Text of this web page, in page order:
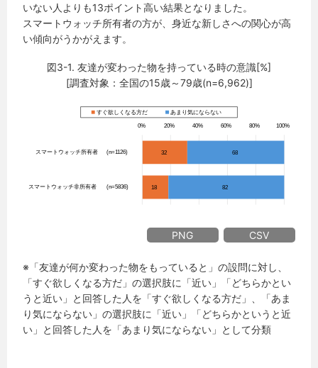
いない人よりも13ポイント高い結果となりました。
スマートウォッチ所有者の方が、身近な新しさへの関心が高
い傾向がうかがえます。
図3-1. 友達が変わった物を持っている時の意識[%]
[調査対象：全国の15歳～79歳(n=6,962)]
PNG CSV
※「友達が何か変わった物をもっていると」の設問に対し、
「すぐ欲しくなる方だ」の選択肢に「近い」「どちらかとい
うと近い」と回答した人を「すぐ欲しくなる方だ」、「あま
り気にならない」の選択肢に「近い」「どちらかというと近
い」と回答した人を「あまり気にならない」として分類